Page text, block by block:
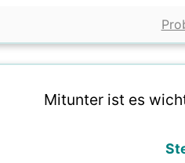
Mitunter ist es